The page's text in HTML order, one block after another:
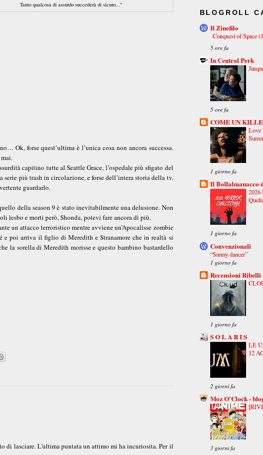
Tanto qualcosa di assurdo succederà di sicuro..."
Ok, forse quest’ultima è l’unica cosa non ancora successa.
capitino tutte al Seattle Grace, l’ospedale più sfigato del
più trash in circolazione, e forse dell’intera storia della tv.
guardarlo.
della season 9 è stato inevitabilmente una delusione. Non
lesbo e morti però, Shonda, potevi fare ancora di più.
un attacco terroristico mentre avviene un’Apocalisse zombie
e poi arriva il figlio di Meredith e Stranamore che in realtà si
la sorella di Meredith morisse e questo bambino bastardello
di lasciare. L'ultima puntata un attimo mi ha incuriosita. Per il
BLOGROLL
Il Zinefilo
Conquest of Space
5 ore fa
In Central Perk
5 ore fa
COME UN
Love
1 giorno fa
Il Bollalmanacco
2026
1 giorno fa
Convenzionali
“Sunny dancer”
1 giorno fa
Recensioni Ribelli
1 giorno fa
S O L A R I S
LE
12
2 giorni fa
Moz O'Clock -
3 giorni fa